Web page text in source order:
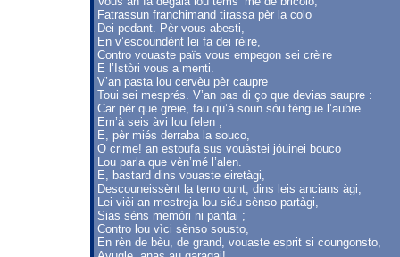
Fatrassun franchimand tirassa pèr la colo
Dei pedant. Pèr vous abesti,
En v’escoundènt lei fa dei rèire,
Contro vouaste païs vous empegon sei crèire
E l’Istòri vous a menti.
V’an pasta lou cervèu pèr caupre
Toui sei mesprés. V’an pas di ço que devias saupre :
Car pèr que greie, fau qu’à soun sòu tèngue l’aubre
Em’à seis àvi lou felen ;
E, pèr miés derraba la souco,
O crime! an estoufa sus vouàstei jóuinei bouco
Lou parla que vèn’mé l’alen.
E, bastard dins vouaste eiretàgi,
Descouneissènt la terro ount, dins leis ancians àgi,
Lei vièi an mestreja lou siéu sènso partàgi,
Sias sèns memòri ni pantai ;
Contro lou vìci sènso sousto,
En rèn de bèu, de grand, vouaste esprit si coungonsto,